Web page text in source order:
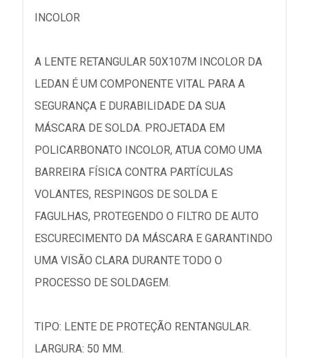
INCOLOR
A LENTE RETANGULAR 50X107M INCOLOR DA
LEDAN É UM COMPONENTE VITAL PARA A
SEGURANÇA E DURABILIDADE DA SUA
MÁSCARA DE SOLDA. PROJETADA EM
POLICARBONATO INCOLOR, ATUA COMO UMA
BARREIRA FÍSICA CONTRA PARTÍCULAS
VOLANTES, RESPINGOS DE SOLDA E
FAGULHAS, PROTEGENDO O FILTRO DE AUTO
ESCURECIMENTO DA MÁSCARA E GARANTINDO
UMA VISÃO CLARA DURANTE TODO O
PROCESSO DE SOLDAGEM.
TIPO: LENTE DE PROTEÇÃO RENTANGULAR.
LARGURA: 50 MM.